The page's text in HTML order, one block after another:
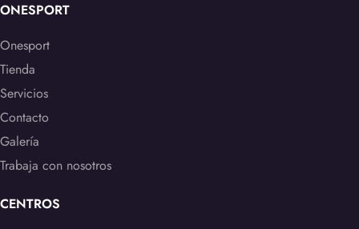
ONESPORT
Onesport
Tienda
Servicios
Contacto
Galería
Trabaja con nosotros
CENTROS